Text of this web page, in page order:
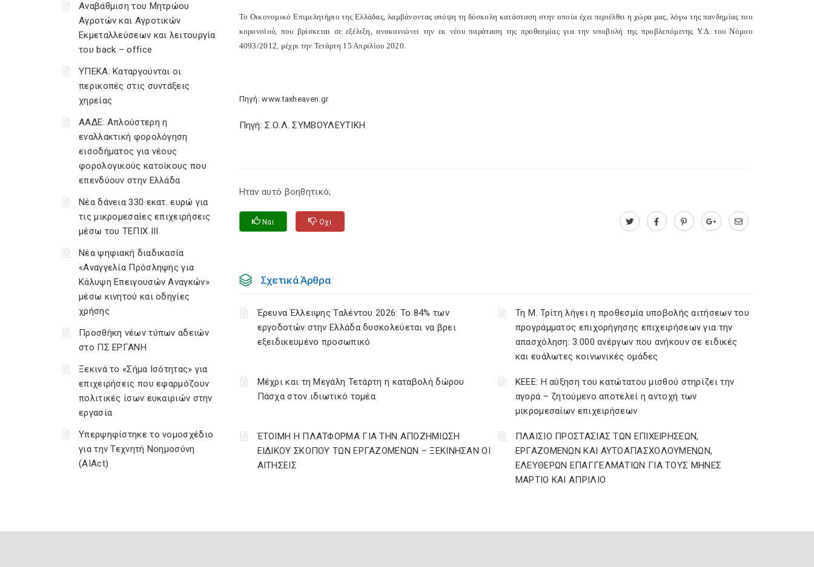
Αναβάθμιση του Μητρώου
Αγροτών και Αγροτικών
Εκμεταλλεύσεων και λειτουργία
του back – office
ΥΠΕΚΑ: Καταργούνται οι
περικοπές στις συντάξεις
χηρείας
ΑΑΔΕ: Απλούστερη η
εναλλακτική φορολόγηση
εισοδήματος για νέους
φορολογικούς κατοίκους που
επενδύουν στην Ελλάδα
Νέα δάνεια 330 εκατ. ευρώ για
τις μικρομεσαίες επιχειρήσεις
μέσω του ΤΕΠΙΧ ΙΙΙ
Νέα ψηφιακή διαδικασία
«Αναγγελία Πρόσληψης για
Κάλυψη Επειγουσών Αναγκών»
μέσω κινητού και οδηγίες
χρήσης
Προσθήκη νέων τύπων αδειών
στο ΠΣ ΕΡΓΑΝΗ
Ξεκινά το «Σήμα Ισότητας» για
επιχειρήσεις που εφαρμόζουν
πολιτικές ίσων ευκαιριών στην
εργασία
Υπερψηφίστηκε το νομοσχέδιο
για την Τεχνητή Νοημοσύνη
(AIAct)
Το Οικονομικό Επιμελητήριο της Ελλάδας, λαμβάνοντας υπόψη τη δύσκολη κατάσταση στην οποία έχει περιέλθει η χώρα μας, λόγω της πανδημίας του
κορονοϊού, που βρίσκεται σε εξέλιξη, ανακοινώνει την εκ νέου παράταση της προθεσμίας για την υποβολή της προβλεπόμενης Υ.Δ. του Νόμου
4093/2012, μέχρι την Τετάρτη 15 Απριλίου 2020.
Πηγή: www.taxheaven.gr
Πηγή: Σ.Ο.Λ. ΣΥΜΒΟΥΛΕΥΤΙΚΗ
Ηταν αυτό βοηθητικό;
Ναι Οχι
Σχετικά Άρθρα
Έρευνα Έλλειψης Ταλέντου 2026: Το 84% των
εργοδοτών στην Ελλάδα δυσκολεύεται να βρει
εξειδικευμένο προσωπικό
Τη Μ. Τρίτη λήγει η προθεσμία υποβολής αιτήσεων του
προγράμματος επιχορήγησης επιχειρήσεων για την
απασχόληση: 3.000 ανέργων που ανήκουν σε ειδικές
και ευάλωτες κοινωνικές ομάδες
Μέχρι και τη Μεγάλη Τετάρτη η καταβολή δώρου
Πάσχα στον ιδιωτικό τομέα
ΚΕΕΕ: Η αύξηση του κατώτατου μισθού στηρίζει την
αγορά – ζητούμενο αποτελεί η αντοχή των
μικρομεσαίων επιχειρήσεων
ΈΤΟΙΜΗ Η ΠΛΑΤΦΟΡΜΑ ΓΙΑ ΤΗΝ ΑΠΟΖΗΜΙΩΣΗ
ΕΙΔΙΚΟΥ ΣΚΟΠΟΥ ΤΩΝ ΕΡΓΑΖΟΜΕΝΩΝ – ΞΕΚΙΝΗΣΑΝ ΟΙ
ΑΙΤΗΣΕΙΣ
ΠΛΑΙΣΙΟ ΠΡΟΣΤΑΣΙΑΣ ΤΩΝ ΕΠΙΧΕΙΡΗΣΕΩΝ,
ΕΡΓΑΖΟΜΕΝΩΝ ΚΑΙ ΑΥΤΟΑΠΑΣΧΟΛΟΥΜΕΝΩΝ,
ΕΛΕΥΘΕΡΩΝ ΕΠΑΓΓΕΛΜΑΤΙΩΝ ΓΙΑ ΤΟΥΣ ΜΗΝΕΣ
ΜΑΡΤΙΟ ΚΑΙ ΑΠΡΙΛΙΟ